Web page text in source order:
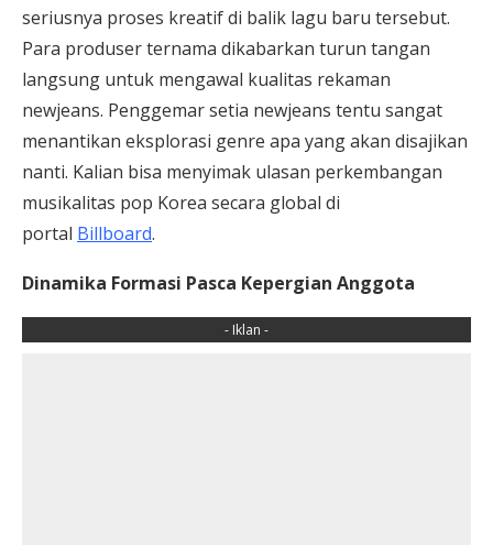
seriusnya proses kreatif di balik lagu baru tersebut.
Para produser ternama dikabarkan turun tangan
langsung untuk mengawal kualitas rekaman
newjeans. Penggemar setia newjeans tentu sangat
menantikan eksplorasi genre apa yang akan disajikan
nanti. Kalian bisa menyimak ulasan perkembangan
musikalitas pop Korea secara global di
portal Billboard.
Dinamika Formasi Pasca Kepergian Anggota
- Iklan -